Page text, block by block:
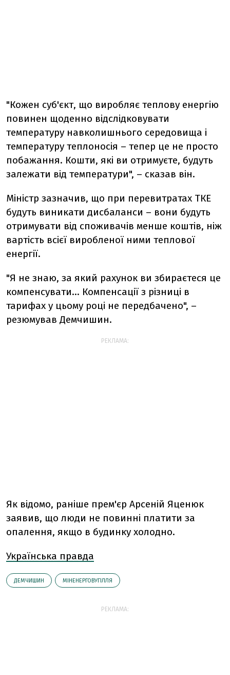
"Кожен суб'єкт, що виробляє теплову енергію
повинен щоденно відслідковувати
температуру навколишнього середовища і
температуру теплоносія – тепер це не просто
побажання. Кошти, які ви отримуєте, будуть
залежати від температури", – сказав він.
Міністр зазначив, що при перевитратах ТКЕ
будуть виникати дисбаланси – вони будуть
отримувати від споживачів менше коштів, ніж
вартість всієї виробленої ними теплової
енергії.
"Я не знаю, за який рахунок ви збираєтеся це
компенсувати... Компенсації з різниці в
тарифах у цьому році не передбачено", –
резюмував Демчишин.
РЕКЛАМА:
Як відомо, раніше прем'єр Арсеній Яценюк
заявив, що люди не повинні платити за
опалення, якщо в будинку холодно.
Українська правда
ДЕМЧИШИН МІНЕНЕРГОВУГІЛЛЯ
РЕКЛАМА: